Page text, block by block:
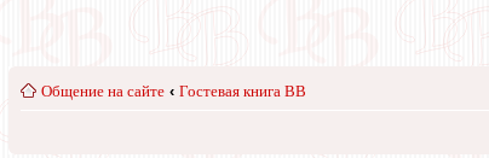
Общение на сайте ‹ Гостевая книга ВВ